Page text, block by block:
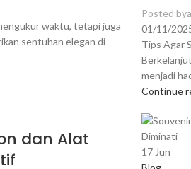
waktu, tetapi juga
sentuhan elegan di
Posted by
01/11/
Tips Agar
menjadi
Continue
dan Alat
17 Jun